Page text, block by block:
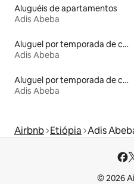
Aluguéis de apartamentos
Adis Abeba
Aluguel por temporada de casas de hóspedes
Adis Abeba
Aluguel por temporada de casas de veraneio
Adis Abeba
Airbnb Etiópia Adis
© 2026